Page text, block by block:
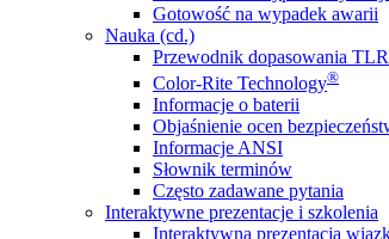
Gotowość na wypadek awarii
Nauka (cd.)
Przewodnik dopasowania TLR
Color-Rite Technology®
Informacje o baterii
Objaśnienie ocen
Informacje ANSI
Słownik terminów
Często zadawane pytania
Interaktywne prezentacje i szkolenia
Interaktywna prezentacja